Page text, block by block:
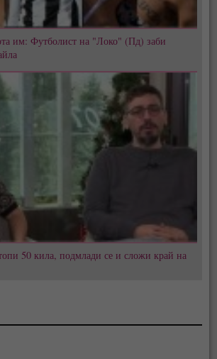
им: Футболист на "Локо" (Пд) заби
50 кила, подмлади се и сложи край на